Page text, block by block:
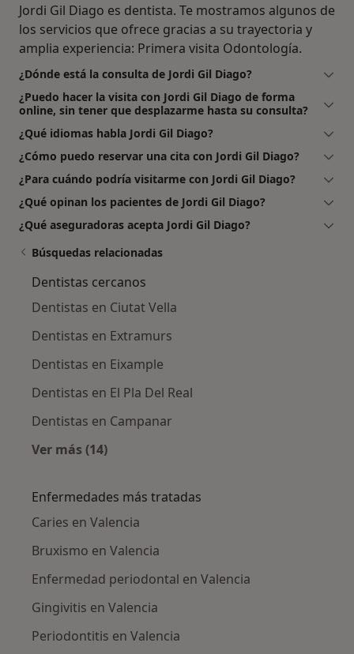
Jordi Gil Diago es dentista. Te mostramos algunos de
los servicios que ofrece gracias a su trayectoria y
amplia experiencia: Primera visita Odontología.
¿Dónde está la consulta de Jordi Gil Diago?
¿Puedo hacer la visita con Jordi Gil Diago de forma
online, sin tener que desplazarme hasta su consulta?
¿Qué idiomas habla Jordi Gil Diago?
¿Cómo puedo reservar una cita con Jordi Gil Diago?
¿Para cuándo podría visitarme con Jordi Gil Diago?
¿Qué opinan los pacientes de Jordi Gil Diago?
¿Qué aseguradoras acepta Jordi Gil Diago?
Búsquedas relacionadas
Dentistas cercanos
Dentistas en Ciutat Vella
Dentistas en Extramurs
Dentistas en Eixample
Dentistas en El Pla Del Real
Dentistas en Campanar
Ver más (14)
Enfermedades más tratadas
Caries en Valencia
Bruxismo en Valencia
Enfermedad periodontal en Valencia
Gingivitis en Valencia
Periodontitis en Valencia